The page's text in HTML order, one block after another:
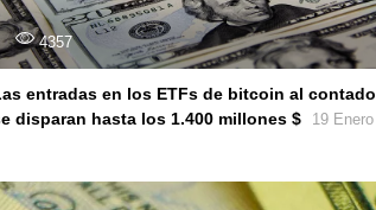
4357
entradas en los ETFs de bitcoin al contado
disparan hasta los 1.400 millones $
19 Enero